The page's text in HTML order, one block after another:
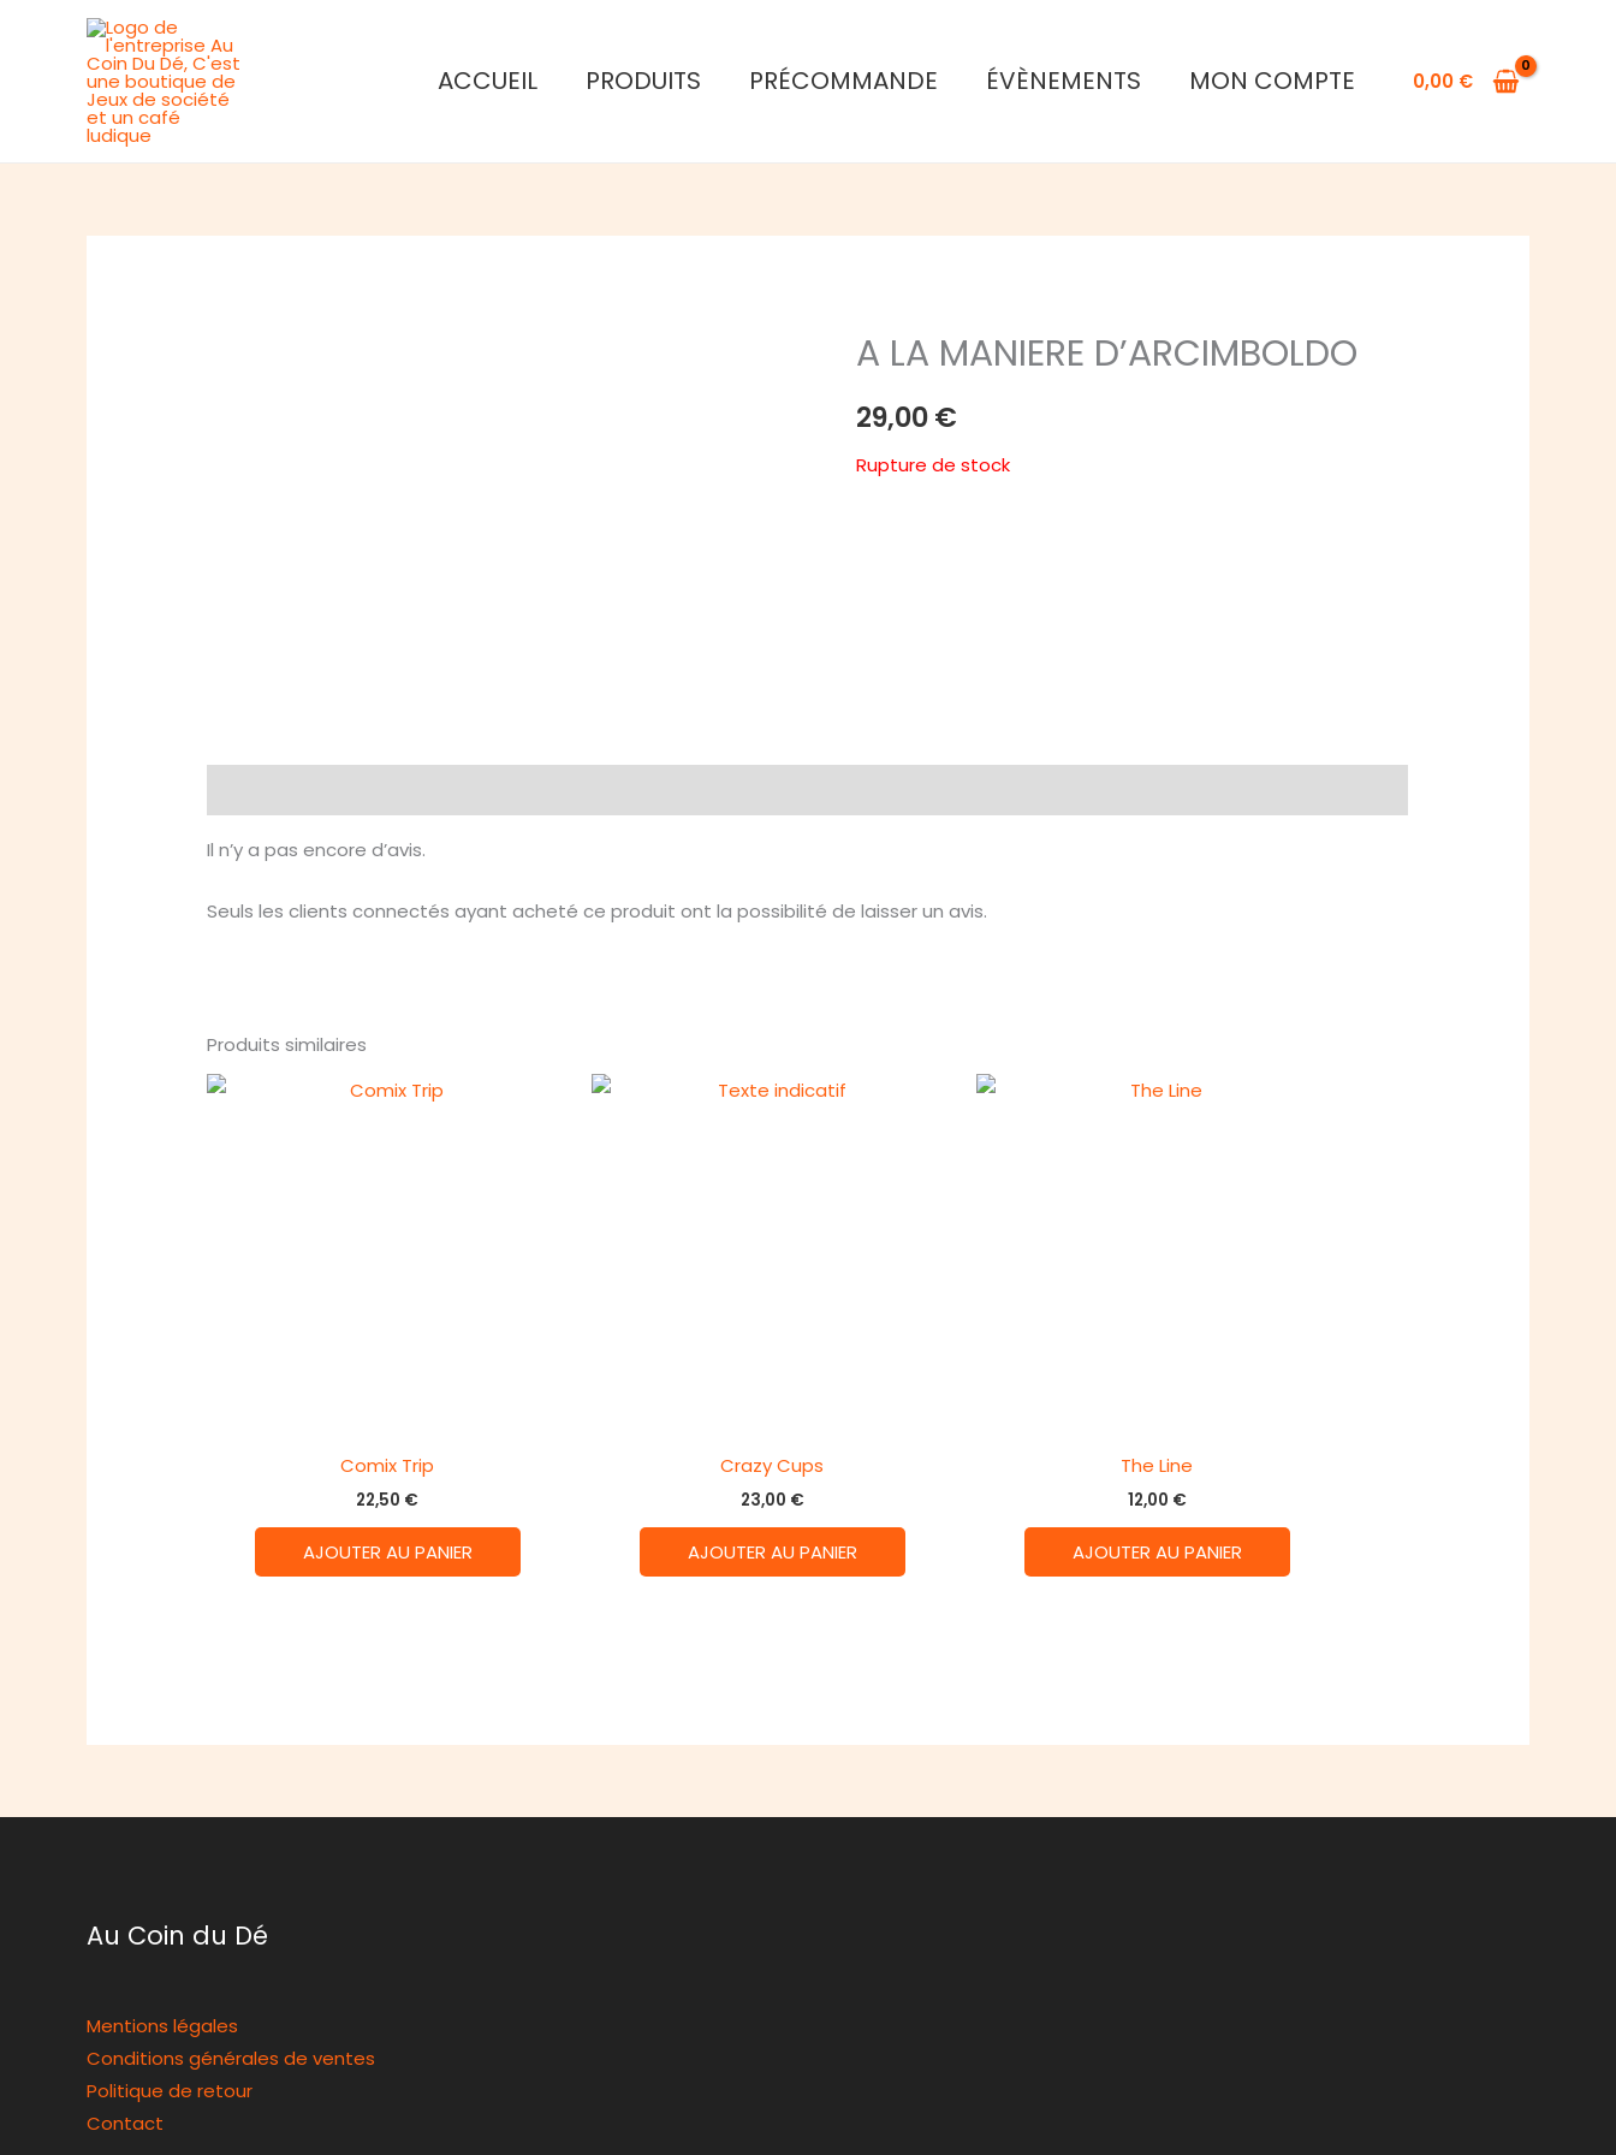
ACCUEIL PRODUITS PRÉCOMMANDE ÉVÈNEMENTS MON COMPTE 0,00 €
A LA MANIERE D’ARCIMBOLDO
29,00€
Rupture de stock
Il n’y a pas encore d’avis.
Seuls les clients connectés ayant acheté ce produit ont la possibilité de laisser un avis.
Produits similaires
Comix Trip
22,50 €
AJOUTER AU PANIER
Crazy Cups
23,00 €
AJOUTER AU PANIER
The Line
12,00 €
AJOUTER AU PANIER
Au Coin du Dé
Mentions légales
Conditions générales de ventes
Politique de retour
Contact